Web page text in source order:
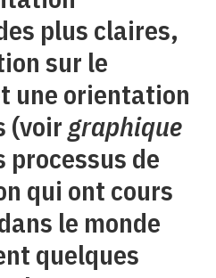
plus claires,
sur le
une orientation
(voir graphique
processus de
qui ont cours
le monde
quelques